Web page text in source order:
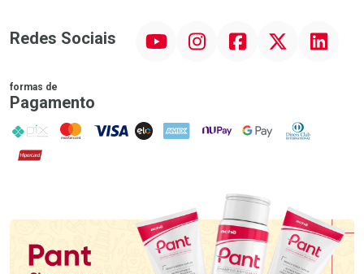
Redes Sociais InstagramFacebook Linkedin
formas de
Pagamento
PIX MasterCard
VISA ELO AMEX NuPay Google PayDiners Club
Hipercard
Promoção em Destaque